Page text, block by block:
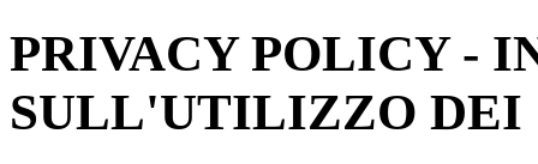
PRIVACY POLICY -
SULL'UTILIZZO DEI